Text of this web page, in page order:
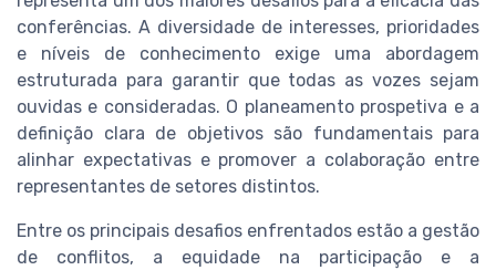
conferências. A diversidade de interesses, prioridades
e níveis de conhecimento exige uma abordagem
estruturada para garantir que todas as vozes sejam
ouvidas e consideradas. O planeamento prospetiva e a
definição clara de objetivos são fundamentais para
alinhar expectativas e promover a colaboração entre
representantes de setores distintos.
Entre os principais desafios enfrentados estão a gestão
de conflitos, a equidade na participação e a